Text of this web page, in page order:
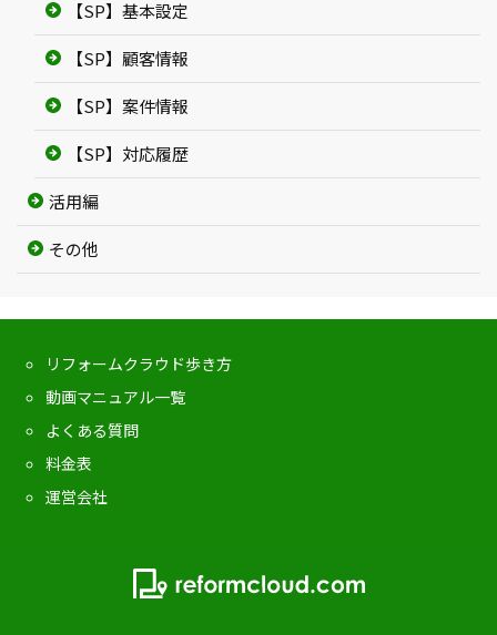
【SP】基本設定
【SP】顧客情報
【SP】案件情報
【SP】対応履歴
活用編
その他
リフォームクラウド歩き方
動画マニュアル一覧
よくある質問
料金表
運営会社